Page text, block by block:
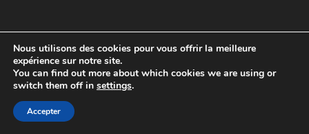
Liens Utiles
Mentions légales
Plan de site
Nous utilisons des cookies pour vous offrir la meilleure
expérience sur notre site.
You can find out more about which cookies we are using or
switch them off in settings.
Accepter